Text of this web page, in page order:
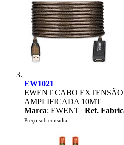
EW1021
EWENT CABO
AMPLIFICADA 10MT
Marca: EWENT | Ref.
Preço sob consulta